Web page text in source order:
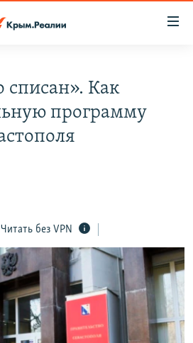
11 ИСТОРИЙ СОПРОТИВЛЕНИЯ
списан». Как
программу
Читать без VPN